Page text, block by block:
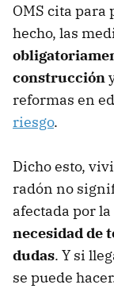
OMS cita para
hecho, las
construcción
reformas en
riesgo.
Dicho esto,
radón no
afectada por
necesidad de
dudas. Y si
se puede